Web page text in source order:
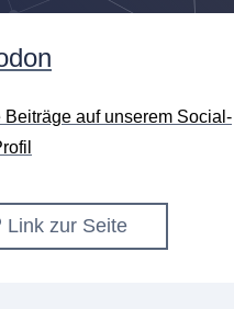
Beiträge auf unserem Social-
Link zur Seite